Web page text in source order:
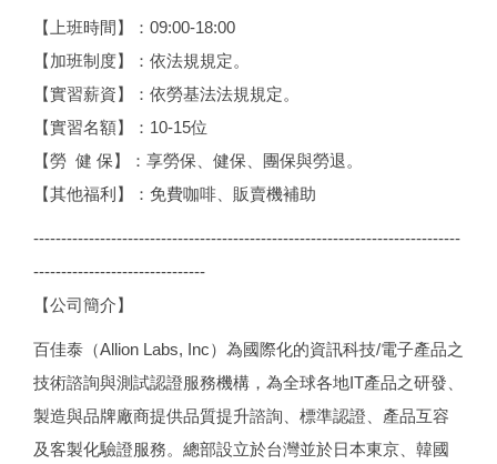
【上班時間】：09:00-18:00
【加班制度】：依法規規定。
【實習薪資】：依勞基法法規規定。
【實習名額】：10-15位
【勞 健 保】：享勞保、健保、團保與勞退。
【其他福利】：免費咖啡、販賣機補助
-----------------------------------------------------------------------------
-------------------------------
【公司簡介】
百佳泰（Allion Labs, Inc）為國際化的資訊科技/電子產品之
技術諮詢與測試認證服務機構，為全球各地IT產品之研發、
製造與品牌廠商提供品質提升諮詢、標準認證、產品互容
及客製化驗證服務。總部設立於台灣並於日本東京、韓國